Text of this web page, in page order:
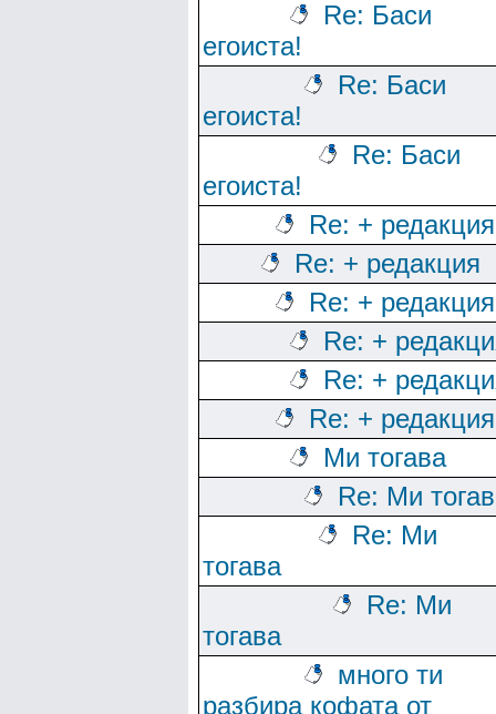
Re: Баси
егоиста!
Re: Баси
егоиста!
Re: Баси
егоиста!
Re: + редакция
Re: + редакция
Re: + редакция
Re: +
Re: +
Re: + редакция
Ми тогава
Re: Ми
Re: Ми
тогава
Re: Ми
тогава
много ти
разбира кофата от